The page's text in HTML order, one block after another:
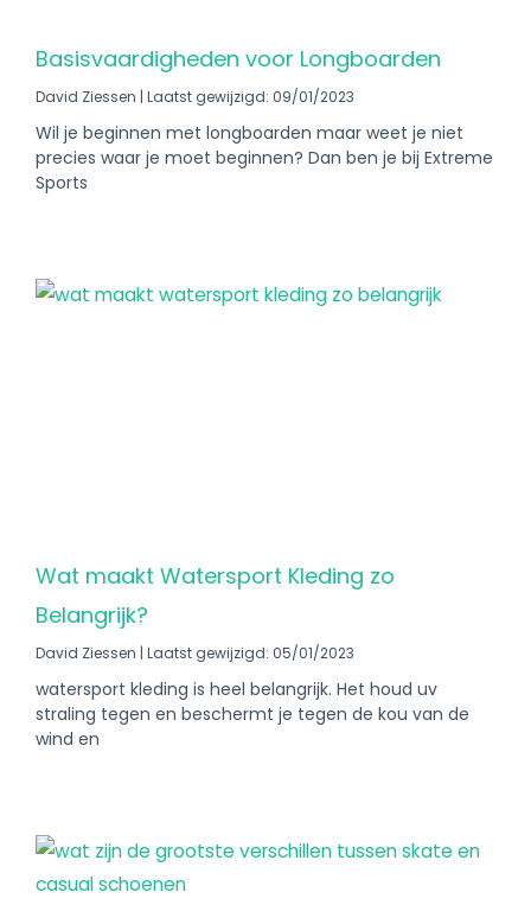
Basisvaardigheden voor Longboarden
David Ziessen Laatst gewijzigd: 09/01/2023
Wil je beginnen met longboarden maar weet je niet
precies waar je moet beginnen? Dan ben je bij Extreme
Sports
Wat maakt Watersport Kleding zo
Belangrijk?
David Ziessen Laatst gewijzigd: 05/01/2023
watersport kleding is heel belangrijk. Het houd uv
straling tegen en beschermt je tegen de kou van de
wind en